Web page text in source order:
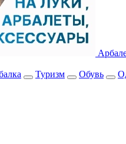
Туризм Обувь